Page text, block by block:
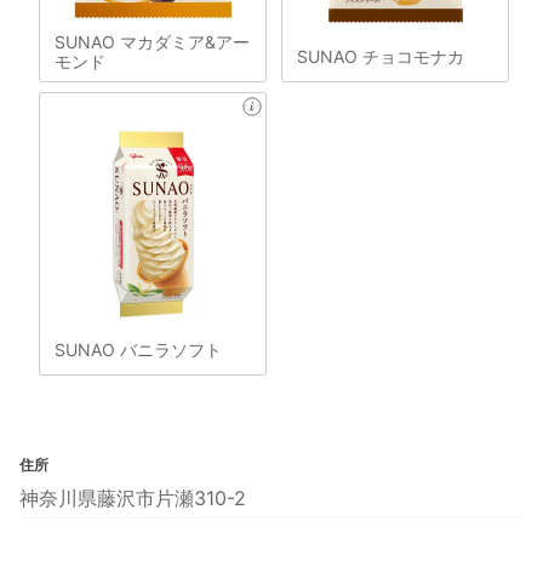
SUNAO マカダミア&アー
モンド
SUNAO チョコモナカ
SUNAO バニラソフト
住所
神奈川県藤沢市片瀬310-2